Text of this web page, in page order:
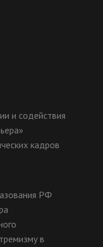
и содействия
кадров
РФ
в